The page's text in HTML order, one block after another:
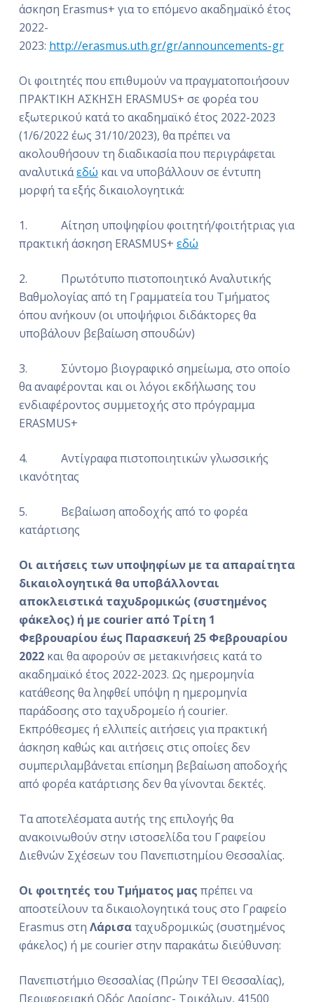
άσκηση Erasmus+ για το επόμενο ακαδημαϊκό έτος
2022-
2023: http://erasmus.uth.gr/gr/announcements-gr
Οι φοιτητές που επιθυμούν να πραγματοποιήσουν
ΠΡΑΚΤΙΚΗ ΑΣΚΗΣΗ ERASMUS+ σε φορέα του
εξωτερικού κατά το ακαδημαϊκό έτος 2022-2023
(1/6/2022 έως 31/10/2023), θα πρέπει να
ακολουθήσουν τη διαδικασία που περιγράφεται
αναλυτικάεδώ και να υποβάλλουν σε έντυπη
μορφή τα εξής δικαιολογητικά:
1. Αίτηση υποψηφίου φοιτητή/φοιτήτριας για
πρακτική άσκηση ERASMUS+ εδώ
2. Πρωτότυπο πιστοποιητικό Αναλυτικής
Βαθμολογίας από τη Γραμματεία του Τμήματος
όπου ανήκουν (οι υποψήφιοι διδάκτορες θα
υποβάλουν βεβαίωση σπουδών)
3. Σύντομο βιογραφικό σημείωμα, στο οποίο
θα αναφέρονται και οι λόγοι εκδήλωσης του
ενδιαφέροντος συμμετοχής στο πρόγραμμα
ERASMUS+
4. Αντίγραφα πιστοποιητικών γλωσσικής
ικανότητας
5. Βεβαίωση αποδοχής από το φορέα
κατάρτισης
Οι αιτήσεις των υποψηφίων με τα απαραίτητα
δικαιολογητικά θα υποβάλλονται
αποκλειστικά ταχυδρομικώς (συστημένος
φάκελος) ή με courier από Τρίτη 1
Φεβρουαρίου έως Παρασκευή 25 Φεβρουαρίου
2022και θα αφορούν σε μετακινήσεις κατά το
ακαδημαϊκό έτος 2022-2023. Ως ημερομηνία
κατάθεσης θα ληφθεί υπόψη η ημερομηνία
παράδοσης στο ταχυδρομείο ή courier.
Εκπρόθεσμες ή ελλιπείς αιτήσεις για πρακτική
άσκηση καθώς και αιτήσεις στις οποίες δεν
συμπεριλαμβάνεται επίσημη βεβαίωση αποδοχής
από φορέα κατάρτισης δεν θα γίνονται δεκτές.
Τα αποτελέσματα αυτής της επιλογής θα
ανακοινωθούν στην ιστοσελίδα του Γραφείου
Διεθνών Σχέσεων του Πανεπιστημίου Θεσσαλίας.
Οι φοιτητές του Τμήματος μας πρέπει να
αποστείλουν τα δικαιολογητικά τους στο Γραφείο
Erasmus στη Λάρισαταχυδρομικώς (συστημένος
φάκελος) ή με courier στην παρακάτω διεύθυνση:
Πανεπιστήμιο Θεσσαλίας (Πρώην ΤΕΙ Θεσσαλίας),
Περιφερειακή Οδός Λαρίσης- Τρικάλων, 41500